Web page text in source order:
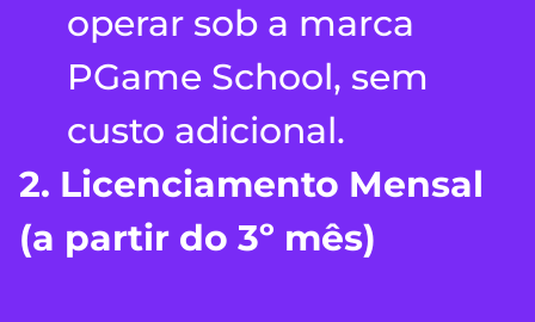
operar sob a marca
PGame School, sem
custo adicional.
2. Licenciamento Mensal
(a partir do 3º mês)